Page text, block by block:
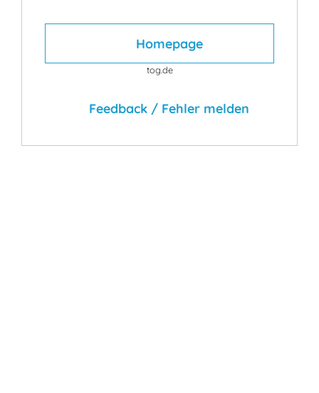
Homepage
tog.de
Feedback / Fehler melden